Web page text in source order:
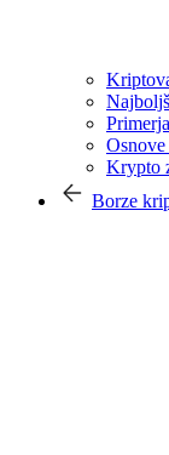
Krypto
Borze